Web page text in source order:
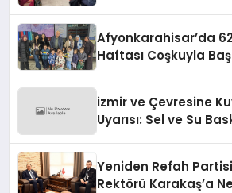
Afyonkarahisar’da
Haftası Coşkuyla
izmir ve Çevresine
Uyarısı: Sel ve Su
Yeniden Refah
Rektörü Karakaş’a